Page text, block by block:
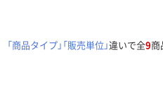
「商品タイプ」「販売単位」違いで全9商